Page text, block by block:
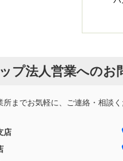
プ法人営業へのお
所までお気軽に、ご連絡・相談
店